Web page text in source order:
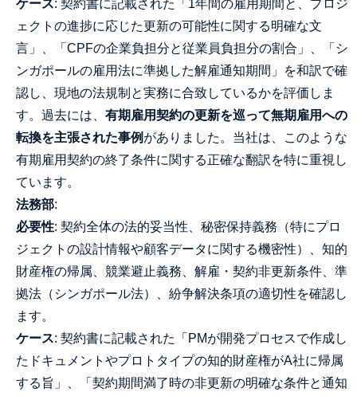
ケース: 契約書に記載された「1年間の雇用期間と、プロジ
ェクトの進捗に応じた更新の可能性に関する明確な文
言」、「CPFの企業負担分と従業員負担分の割合」、「シ
ンガポールの雇用法に準拠した解雇通知期間」を和訳で確
認し、現地の法規制と実務に合致しているかを評価しま
す。過去には、 有期雇用契約の更新を巡って無期雇用への
転換を主張された事例 がありました。当社は、このような
有期雇用契約の終了条件に関する正確な翻訳を特に重視し
ています。
法務部:
必要性: 契約全体の法的妥当性、秘密保持義務（特にプロ
ジェクトの設計情報や顧客データに関する機密性）、知的
財産権の帰属、競業避止義務、解雇・契約非更新条件、準
拠法（シンガポール法）、紛争解決条項の適切性を確認し
ます。
ケース: 契約書に記載された「PMが開発プロセスで作成し
たドキュメントやプロトタイプの知的財産権がA社に帰属
する旨」、「契約期間満了時の非更新の明確な条件と通知